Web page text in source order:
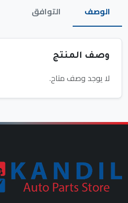
الوصف التوافق
وصف المنتج
لا يوجد وصف متاح.